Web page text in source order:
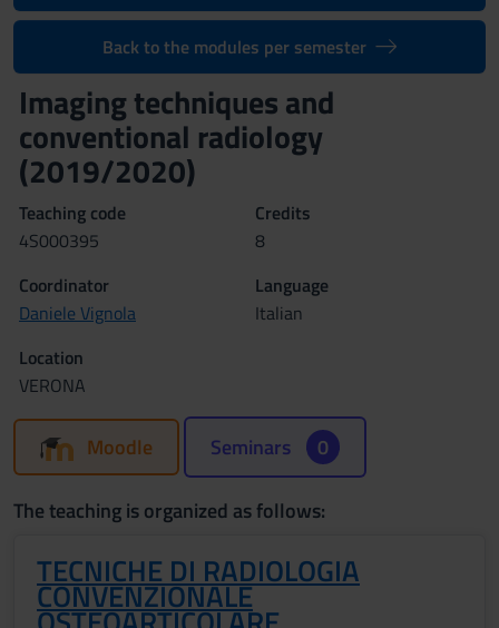
Back to the modules per semester
Imaging techniques and
conventional radiology
(2019/2020)
Teaching code
4S000395
Credits
8
Coordinator
Daniele Vignola
Language
Italian
Location
VERONA
Moodle Seminars 0
The teaching is organized as follows:
TECNICHE DI RADIOLOGIA
CONVENZIONALE